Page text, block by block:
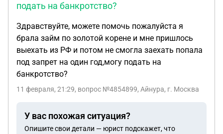
подать на банкротство?
Здравствуйте, можете помочь пожалуйста я
брала займ по золотой корене и мне пришлось
выехать из РФ и потом не смогла заехать попала
под запрет на один год,могу подать на
банкротство?
11 февраля, 21:29, вопрос №4854899, Айнура, г. Москва
У вас похожая ситуация?
Опишите свои детали — юрист подскажет, что